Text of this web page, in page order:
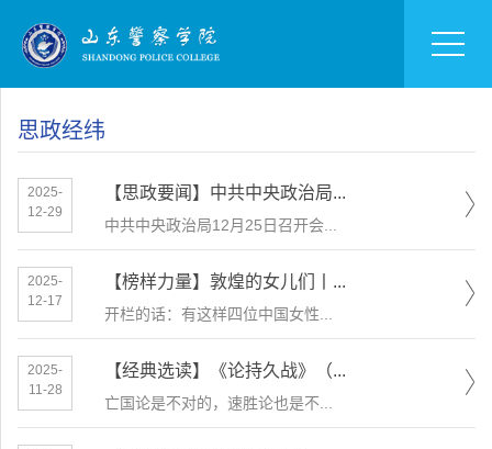
思政经纬
2025-
12-29
【思政要闻】中共中央政治局...
中共中央政治局12月25日召开会...
2025-
12-17
【榜样力量】敦煌的女儿们丨...
开栏的话：有这样四位中国女性...
2025-
11-28
【经典选读】《论持久战》（...
亡国论是不对的，速胜论也是不...